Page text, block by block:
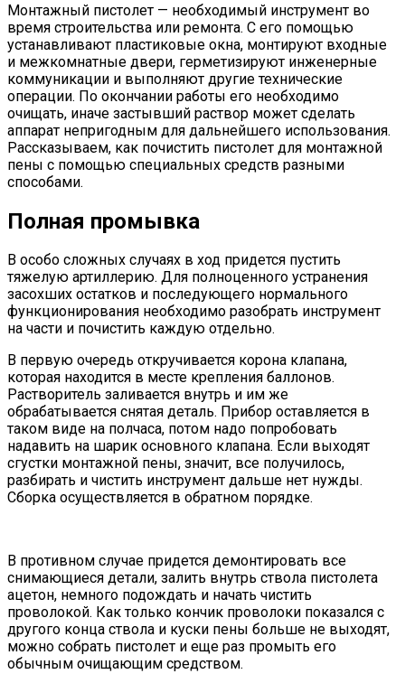
Монтажный пистолет — необходимый инструмент во
время строительства или ремонта. С его помощью
устанавливают пластиковые окна, монтируют входные
и межкомнатные двери, герметизируют инженерные
коммуникации и выполняют другие технические
операции. По окончании работы его необходимо
очищать, иначе застывший раствор может сделать
аппарат непригодным для дальнейшего использования.
Рассказываем, как почистить пистолет для монтажной
пены с помощью специальных средств разными
способами.
Полная промывка
В особо сложных случаях в ход придется пустить
тяжелую артиллерию. Для полноценного устранения
засохших остатков и последующего нормального
функционирования необходимо разобрать инструмент
на части и почистить каждую отдельно.
В первую очередь откручивается корона клапана,
которая находится в месте крепления баллонов.
Растворитель заливается внутрь и им же
обрабатывается снятая деталь. Прибор оставляется в
таком виде на полчаса, потом надо попробовать
надавить на шарик основного клапана. Если выходят
сгустки монтажной пены, значит, все получилось,
разбирать и чистить инструмент дальше нет нужды.
Сборка осуществляется в обратном порядке.
В противном случае придется демонтировать все
снимающиеся детали, залить внутрь ствола пистолета
ацетон, немного подождать и начать чистить
проволокой. Как только кончик проволоки показался с
другого конца ствола и куски пены больше не выходят,
можно собрать пистолет и еще раз промыть его
обычным очищающим средством.